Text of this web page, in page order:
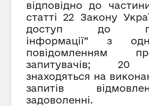
відповідно до
статті 22 Закону
доступ до
інформації” з
повідомленням
запитувачів; 20
знаходяться на
запитів
задоволенні.